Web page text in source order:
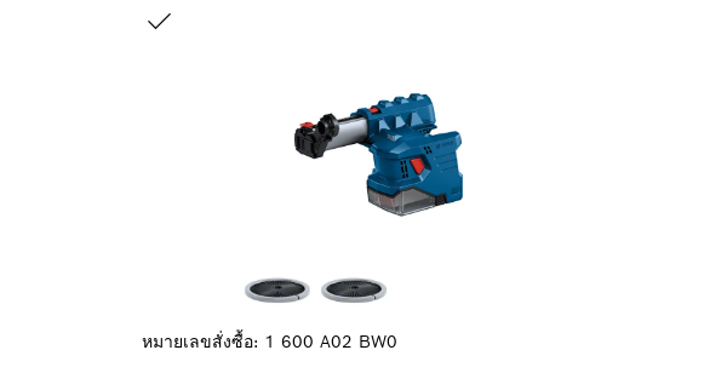
หมายเลขสั่งซื้อ: 1 600 A02 BW0